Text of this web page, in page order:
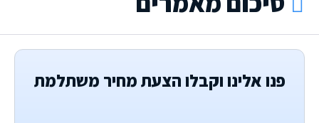
פנו אלינו וקבלו הצעת מחיר משתלמת